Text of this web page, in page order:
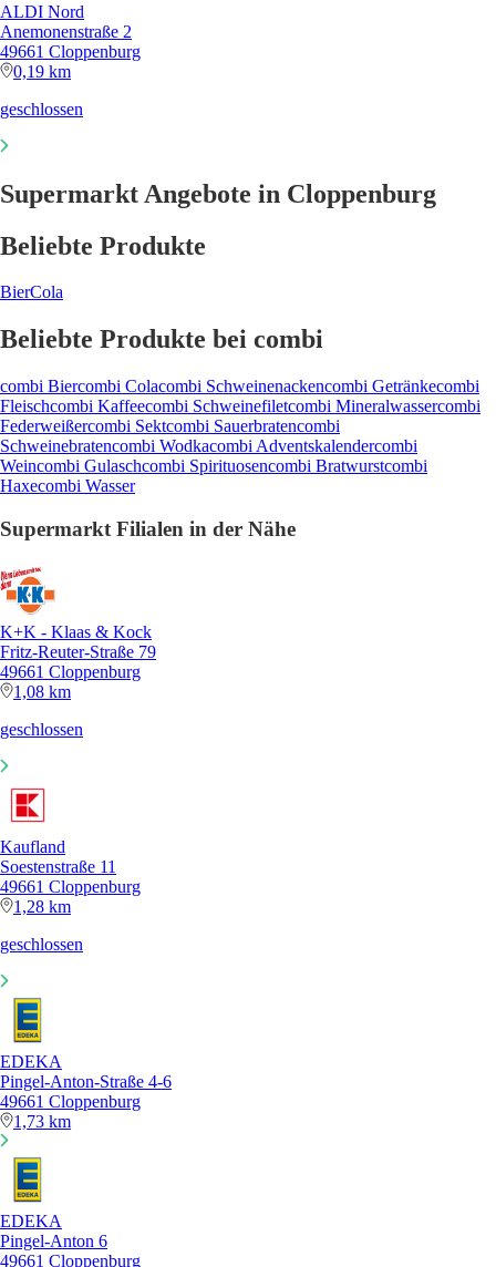
ALDI Nord
Anemonenstraße 2
49661 Cloppenburg
0,19 km
geschlossen
Supermarkt Angebote in Cloppenburg
Beliebte Produkte
BierCola
Beliebte Produkte bei combi
combi Biercombi Colacombi Schweinenackencombi Getränkecombi
Fleischcombi Kaffeecombi Schweinefiletcombi Mineralwassercombi
Federweißercombi Sektcombi Sauerbratencombi
Schweinebratencombi Wodkacombi Adventskalendercombi
Weincombi Gulaschcombi Spirituosencombi Bratwurstcombi
Haxecombi Wasser
Supermarkt Filialen in der Nähe
K+K - Klaas & Kock
Fritz-Reuter-Straße 79
49661 Cloppenburg
1,08 km
geschlossen
Kaufland
Soestenstraße 11
49661 Cloppenburg
1,28 km
geschlossen
EDEKA
Pingel-Anton-Straße 4-6
49661 Cloppenburg
1,73 km
EDEKA
Pingel-Anton 6
49661 Cloppenburg